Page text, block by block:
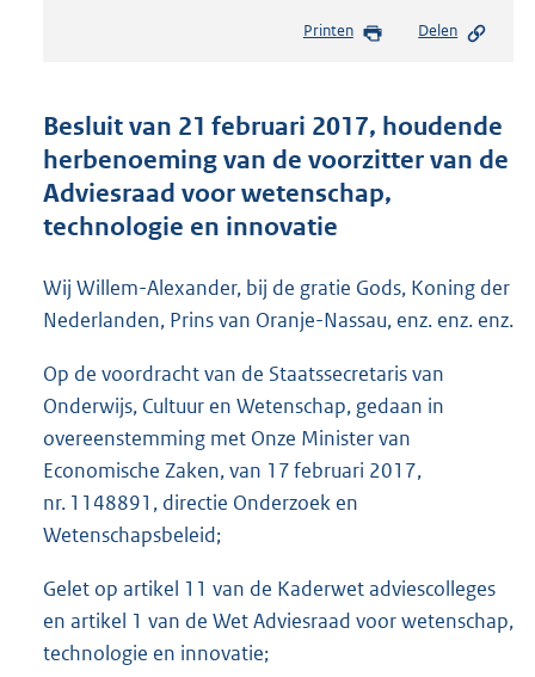
s
n
d
s
g
r
o
t
1
0
K
b
Printen Delen
Besluit van 21 februari 2017, houdende
herbenoeming van de voorzitter van de
Adviesraad voor wetenschap,
technologie en innovatie
Wij Willem-Alexander, bij de gratie Gods, Koning der
Nederlanden, Prins van Oranje-Nassau, enz. enz. enz.
Op de voordracht van de Staatssecretaris van
Onderwijs, Cultuur en Wetenschap, gedaan in
overeenstemming met Onze Minister van
Economische Zaken, van 17 februari 2017,
nr. 1148891, directie Onderzoek en
Wetenschapsbeleid;
Gelet op artikel 11 van de Kaderwet adviescolleges
en artikel 1 van de Wet Adviesraad voor wetenschap,
technologie en innovatie;